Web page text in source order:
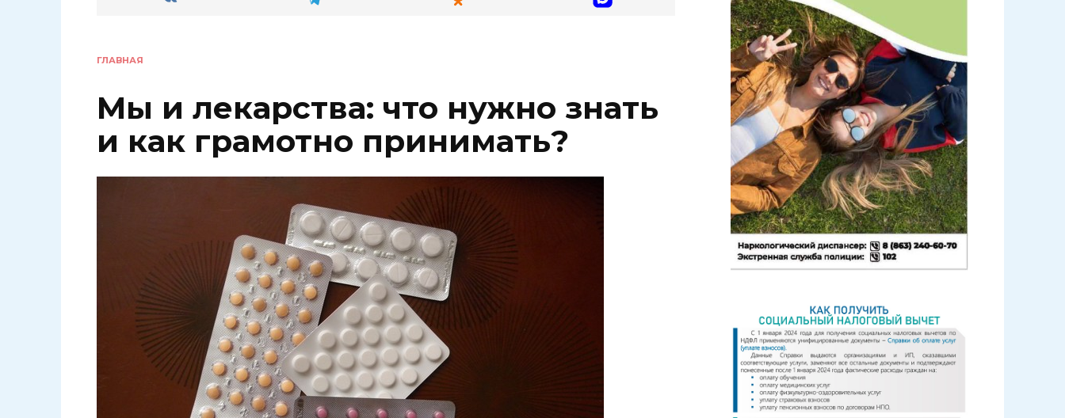
ГЛАВНАЯ
Мы и лекарства: что нужно знать
и как грамотно принимать?